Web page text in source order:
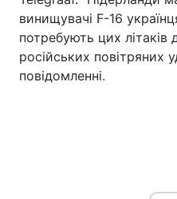
винищувачі F-16
потребують цих літаків
російських повітряних
повідомленні.